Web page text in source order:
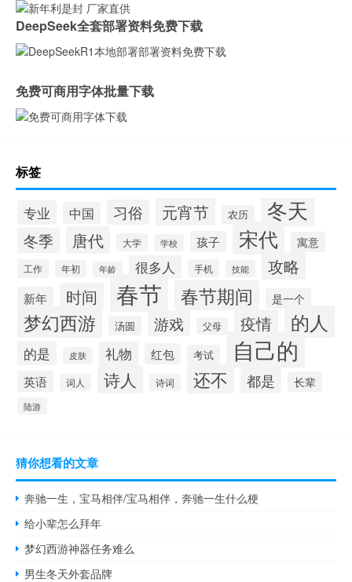
DeepSeek全套部署资料免费下载
免费可商用字体批量下载
标签
专业 中国 习俗 元宵节 农历 冬天
冬季 唐代 大学 学校 孩子 宋代 寓意
工作 年初 年龄 很多人 手机 技能 攻略
新年 时间 春节 春节期间 是一个
梦幻西游 汤圆 游戏 父母 疫情 的人
的是 皮肤 礼物 红包 考试 自己的
英语 词人 诗人 诗词 还不 都是 长辈
陆游
猜你想看的文章
奔驰一生，宝马相伴/宝马相伴，奔驰一生什么梗
给小辈怎么拜年
梦幻西游神器任务难么
男生冬天外套品牌